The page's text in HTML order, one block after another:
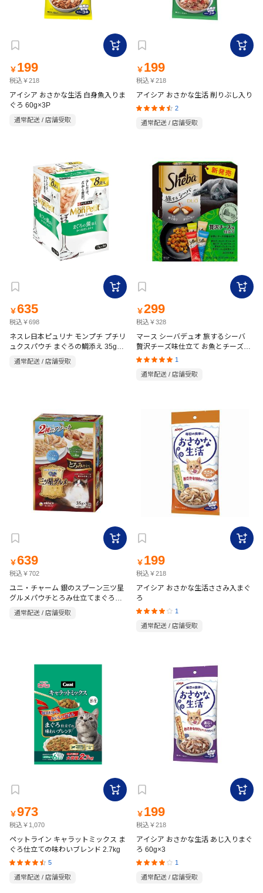
￥ 199
税込￥218
アイシア おさかな生活 白身魚入りま
ぐろ 60g×3P
通常配送 / 店舗受取
￥ 199
税込￥218
アイシア おさかな生活 削りぶし入り
2
通常配送 / 店舗受取
￥635
税込￥698
ネスレ日本ピュリナ モンプチ プチリ
ュクスパウチ まぐろの鯛添え 35g×8
袋入
通常配送 / 店舗受取
￥299
税込￥328
マース シーバデュオ 旅するシーバ
贅沢チーズ味仕立て お魚とチーズの
味めぐり 200g(20g×10袋)
1
通常配送 / 店舗受取
￥639
税込￥702
ユニ・チャーム 銀のスプーン三ツ星
グルメパウチとろみ仕立てまぐろに
しらす添え&まぐろ・かつおにかつお
節添え35g×8袋
通常配送 / 店舗受取
￥ 199
税込￥218
アイシア おさかな生活ささみ入まぐ
ろ
1
通常配送 / 店舗受取
￥973
税込￥1,070
ペットライン キャラットミックス ま
ぐろ仕立ての味わいブレンド 2.7kg
5
通常配送 / 店舗受取
￥ 199
税込￥218
アイシア おさかな生活 あじ入りまぐ
ろ 60g×3
1
通常配送 / 店舗受取